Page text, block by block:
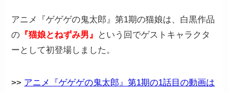
アニメ『ゲゲゲの鬼太郎』第1期の猫娘は、白黒作品
の 『猫娘とねずみ男』
という回でゲストキャラクタ
ーとして初登場しました。
>> アニメ『ゲゲゲの鬼太郎』第1期の1話目の動画は